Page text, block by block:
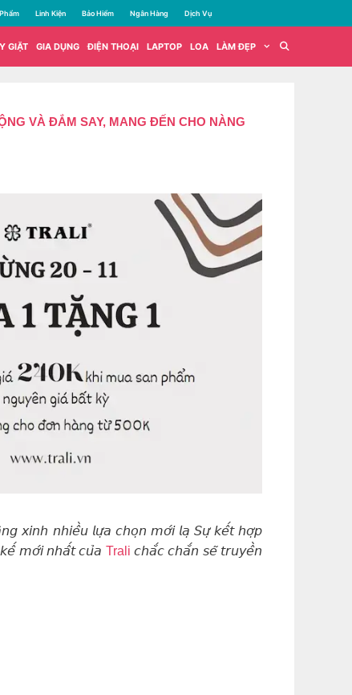
Linh Kiện Bảo Hiểm Ngân Hàng Dịch Vụ
GIẶT GIA DỤNG ĐIỆN THOẠI LAPTOP LOA LÀM ĐẸP
VÀ ĐẮM SAY, MANG ĐẾN CHO NÀNG
𝘯𝘩𝘪𝘦̂̀𝘶 𝘭𝘶̛̣𝘢 𝘤𝘩𝘰̣𝘯 𝘮𝘰̛́𝘪 𝘭𝘢̣ 𝘚𝘶̛̣ 𝘬𝘦̂́𝘵 𝘩𝘰̛̣𝘱
𝘬𝘦̂́ 𝘮𝘰̛́𝘪 𝘯𝘩𝘢̂́𝘵 𝘤𝘶̉𝘢 Trali 𝘤𝘩𝘢̆́𝘤 𝘤𝘩𝘢̆́𝘯 𝘴𝘦̃ 𝘵𝘳𝘶𝘺𝘦̂̀𝘯